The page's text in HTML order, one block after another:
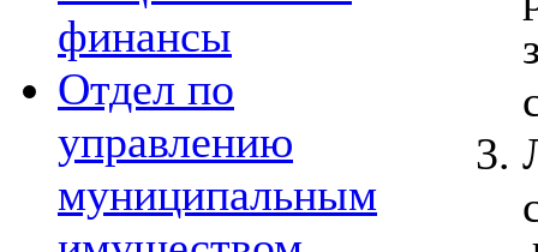
финансы
Отдел по
управлению
муниципальным